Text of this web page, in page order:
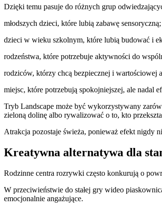
Dzięki temu pasuje do różnych grup
młodszych dzieci, które lubią zabawę sensoryczną;
dzieci w wieku szkolnym, które lubią budować i
rodzeństwa, które potrzebuje aktywności do
rodziców, którzy chcą bezpiecznej i wartościowej
miejsc, które potrzebują spokojniejszej, ale nadal
Tryb Landscape może być wykorzystywany
zieloną dolinę albo rywalizować o to, kto
Atrakcja pozostaje świeża, ponieważ efekt nigdy
Kreatywna alternatywa dla
Rodzinne centra rozrywki często konkurują o
W przeciwieństwie do stałej gry wideo
emocjonalnie angażujące.